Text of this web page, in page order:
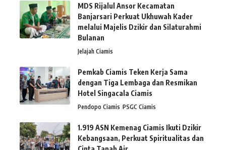
MDS Rijalul Ansor Kecamatan
Banjarsari Perkuat Ukhuwah Kader
melalui Majelis Dzikir dan Silaturahmi
Bulanan
Jelajah Ciamis
Pemkab Ciamis Teken Kerja Sama
dengan Tiga Lembaga dan Resmikan
Hotel Singacala Ciamis
Pendopo Ciamis PSGC Ciamis
1.919 ASN Kemenag Ciamis Ikuti Dzikir
Kebangsaan, Perkuat Spiritualitas dan